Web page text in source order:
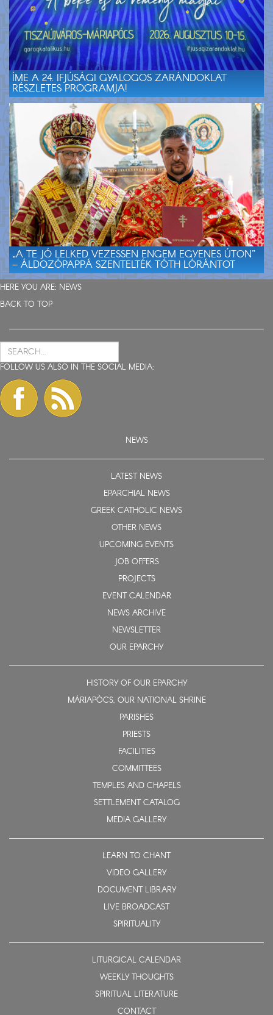
ÍME A 24. IFJÚSÁGI GYALOGOS ZARÁNDOKLAT
RÉSZLETES PROGRAMJA!
„A TE JÓ LELKED VEZESSEN ENGEM EGYENES ÚTON”
– ÁLDOZÓPAPPÁ SZENTELTÉK TÓTH LÓRÁNTOT
HERE YOU ARE: NEWS
BACK TO TOP
FOLLOW US ALSO IN THE SOCIAL MEDIA:
NEWS
LATEST NEWS
EPARCHIAL NEWS
GREEK CATHOLIC NEWS
OTHER NEWS
UPCOMING EVENTS
JOB OFFERS
PROJECTS
EVENT CALENDAR
NEWS ARCHIVE
NEWSLETTER
OUR EPARCHY
HISTORY OF OUR EPARCHY
MÁRIAPÓCS, OUR NATIONAL SHRINE
PARISHES
PRIESTS
FACILITIES
COMMITTEES
TEMPLES AND CHAPELS
SETTLEMENT CATALOG
MEDIA GALLERY
LEARN TO CHANT
VIDEO GALLERY
DOCUMENT LIBRARY
LIVE BROADCAST
SPIRITUALITY
LITURGICAL CALENDAR
WEEKLY THOUGHTS
SPIRITUAL LITERATURE
CONTACT